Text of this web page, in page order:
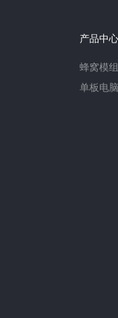
产品中心
蜂窝模组
单板电脑